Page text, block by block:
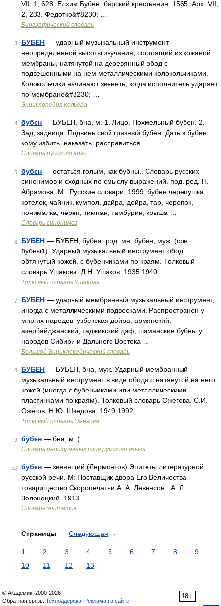
VII, 1, 628. Елхим Бубен, барский крестьянин. 1565. Арх. VII,
2, 233. Федотко&#8230; …
Биографический словарь
3 БУБЕН — ударный музыкальный инструмент
неопределенной высоты звучания, состоящий из кожаной
мембраны, натянутой на деревянный обод с
подвешенными на нем металлическими колокольчиками.
Колокольчики начинают звенеть, когда исполнитель ударяет
по мембране&#8230; …
Энциклопедия Кольера
4 бубен — БУБЕН, бна, м. 1. Лицо. Похмельный бубен. 2.
Зад, задница. Подвинь свой грязный бубен. Дать в бубен
кому избить, наказать, расправиться …
Словарь русского арго
5 бубен — остаться голым, как бубны.. Словарь русских
синонимов и сходных по смыслу выражений. под. ред. Н.
Абрамова, М.: Русские словари, 1999. бубен черепушка,
котелок, чайник, кумпол, дайра, дойра, тар, черепок,
понималка, череп, тимпан, тамбурин, крыша …
Словарь синонимов
6 БУБЕН — БУБЕН, бубна, род. мн. бубен, муж. (срн.
бубны1). Ударный музыкальный инструмент обод,
обтянутый кожей, с бубенчиками по краям. Толковый
словарь Ушакова. Д.Н. Ушаков. 1935 1940 …
Толковый словарь Ушакова
7 БУБЕН — ударный мембранный музыкальный инструмент,
иногда с металлическими подвесками. Распространен у
многих народов: узбекская дойра; армянский,
азербайджанский, таджикский дэф; шаманские бубны у
народов Сибири и Дальнего Востока …
Большой Энциклопедический словарь
8 БУБЕН — БУБЕН, бна, муж. Ударный мембранный
музыкальный инструмент в виде обода с натянутой на него
кожей (иногда с бубенчиками или металлическими
пластинками по краям). Толковый словарь Ожегова. С.И.
Ожегов, Н.Ю. Шведова. 1949 1992 …
Толковый словарь Ожегова
9 бубен — бна, м. ( …
Словарь иностранных слов русского языка
10 бубен — звенящий (Лермонтов) Эпитеты литературной
русской речи. М: Поставщик двора Его Величества
товарищество Скоропечатни А. А. Левенсон . А. Л.
Зеленецкий. 1913 …
Словарь эпитетов
Страницы Следующая →
1 2 3 4 5 6 7 8
9
10
11 12 13
18+
© Академик, 2000-2026
Обратная связь: Техподдержка Реклама на сайте